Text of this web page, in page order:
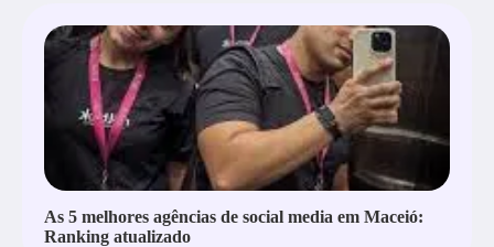
As 5 melhores agências de social media em Maceió:
Ranking atualizado